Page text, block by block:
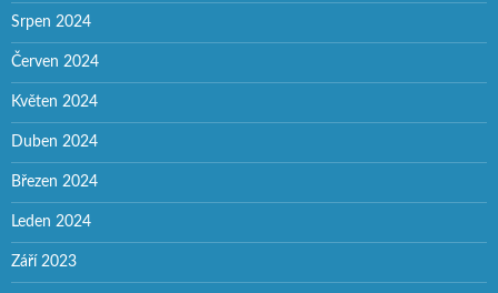
Srpen 2024
Červen 2024
Květen 2024
Duben 2024
Březen 2024
Leden 2024
Září 2023